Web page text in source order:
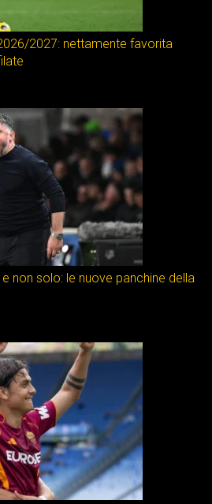
2027: nettamente favorita
non solo: le nuove panchine della